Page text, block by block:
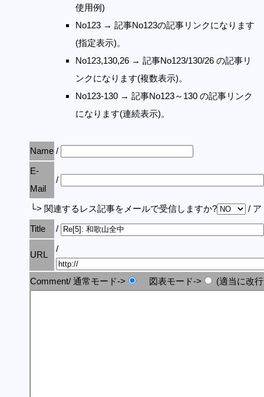
使用例)
No123 → 記事No123の記事リンクになります
(指定表示)。
No123,130,26 → 記事No123/130/26 の記事リ
ンクになります(複数表示)。
No123-130 → 記事No123～130 の記事リンク
になります(連続表示)。
Name /
E-
Mail
/
└> 関連するレス記事をメールで受信しますか?
/ ア
Title
/
URL
/
Comment/ 通常モード-> 図表モード-> (適当に改